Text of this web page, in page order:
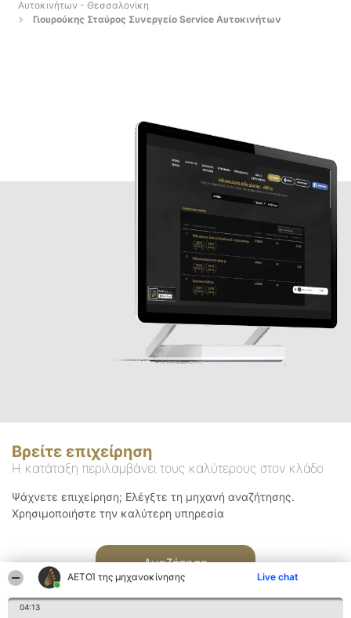
ΑΕΤΟΊ της μηχανοκίνησης Live chat
04:13
Αυτοκινήτων - Θεσσαλονίκη
Γιουρούκης Σταύρος Συνεργείο Service Αυτοκινήτων
Βρείτε επιχείρηση
Η κατάταξη περιλαμβάνει τους καλύτερους στον κλάδο
Ψάχνετε επιχείρηση; Ελέγξτε τη μηχανή αναζήτησης.
Χρησιμοποιήστε την καλύτερη υπηρεσία
Αναζήτηση